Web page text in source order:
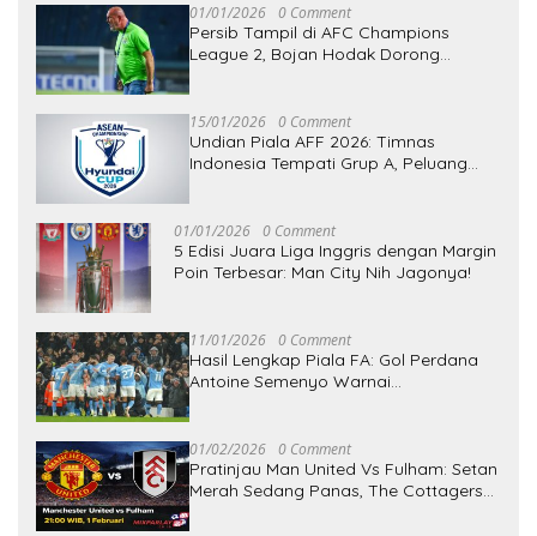
01/01/2026 0 Comment
Persib Tampil di AFC Champions
League 2, Bojan Hodak Dorong
15/01/2026 0 Comment
Undian Piala AFF 2026: Timnas
Indonesia Tempati Grup A, Peluang
01/01/2026 0 Comment
5 Edisi Juara Liga Inggris dengan Margin
Poin Terbesar: Man City Nih Jagonya!
11/01/2026 0 Comment
Hasil Lengkap Piala FA: Gol Perdana
Antoine Semenyo Warnai
01/02/2026 0 Comment
Pratinjau Man United Vs Fulham: Setan
Merah Sedang Panas, The Cottagers